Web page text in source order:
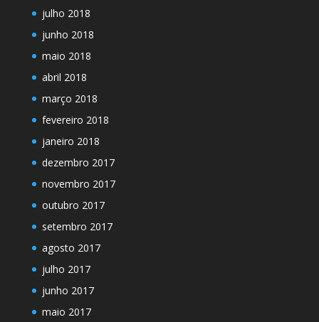
julho 2018
junho 2018
maio 2018
abril 2018
março 2018
fevereiro 2018
janeiro 2018
dezembro 2017
novembro 2017
outubro 2017
setembro 2017
agosto 2017
julho 2017
junho 2017
maio 2017